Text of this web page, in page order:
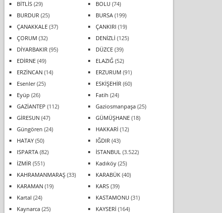
BİTLİS(29) BOLU (74)
BURDUR (25) BURSA(199)
ÇANAKKALE(37) ÇANKIRI (19)
ÇORUM (32) DENİZLİ (125)
DİYARBAKIR (95) DÜZCE(39)
EDİRNE(49) ELAZIĞ(52)
ERZİNCAN(14) ERZURUM (91)
Esenler(25) ESKİŞEHİR (60)
Eyüp (26) Fatih (24)
GAZİANTEP (112) Gaziosmanpaşa(25)
GİRESUN(47) GÜMÜŞHANE(18)
Güngören (24) HAKKARİ (12)
HATAY(50) IĞDIR (43)
ISPARTA(82) İSTANBUL (3.522)
İZMİR (551) Kadıköy(25)
KAHRAMANMARAŞ(33) KARABÜK(40)
KARAMAN(19) KARS(39)
Kartal (24) KASTAMONU (31)
Kaynarca(25) KAYSERİ (164)